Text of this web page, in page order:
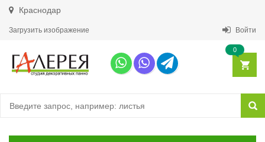
Краснодар
Загрузить изображение Войти
0